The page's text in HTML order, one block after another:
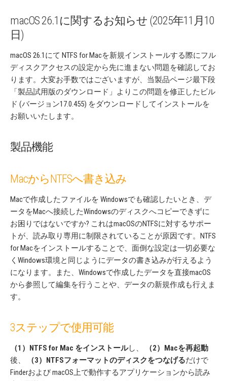
macOS 26.1に関するお知らせ (2025年11月10
日)
macOS 26.1にて NTFS for Macを新規インストールする際にフル
ディスクアクセスの設定から先に進まない問題を確認してお
ります。大変お手数ではございますが、当製品ページ最下段
「製品試用版のダウンロード」よりこの問題を修正したビル
ド (バージョン17.0.455) をダウンロードしてインストールを
お願いいたします。
製品機能
MacからNTFSへ書き込み
Macで作成したファイルを Windowsでも確認したいとき、デ
ータをMacへ接続したWindowsのディスクへコピーできずに
お困りではないですか? これはmacOSのNTFSに対するサポー
トが、読み取り専用に制限されていることが原因です。NTFS
for Macをインストールすることで、面倒な設定は一切必要な
くWindows環境と同じようにデータの書き込みが行えるよう
になります。また、Windowsで作成したデータを直接macOS
から参照して編集を行うことや、データの新規作成も行えま
す。
3ステップで使用可能
（1）NTFS for Mac をインストールし、
（2）Macを再起動
後、
（3）NTFSフォーマットのディスクをつなげるだけで
Finderおよび macOS上で動作するアプリケーションから読み